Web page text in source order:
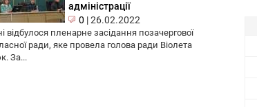
адміністрації
0 |26.02.2022
відбулося пленарне засідання позачергової
ради, яке провела голова ради Віолета
За...